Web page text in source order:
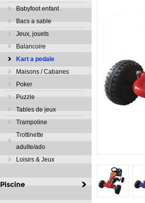
Babyfoot enfant
Bacs a sable
Jeux, jouets
Balancoire
Kart a pedale
Maisons / Cabanes
Poker
Puzzle
Tables de jeux
Trampoline
Trottinette
adulte/ado
Loisirs & Jeux
Piscine